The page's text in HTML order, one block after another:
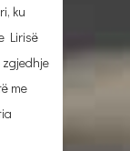
ku
Lirisë
zgjedhje
me